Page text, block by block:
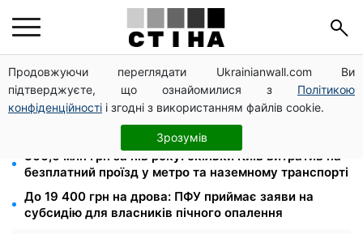
Продовжуючи переглядати Ukrainianwall.com Ви
підтверджуєте, що ознайомилися з Політикою
конфіденційності і згодні з використанням файлів cookie.
Зрозумів
Тарифи Київстар і Vodafone подешевшали до 50%:
скільки коштує зв'язок у серпні
4 склади Fozzy Group знищила рф: Сільпо
попередило про затримки — полиці порожніють
366,6 млн грн за пів року: скільки Київ витратив на
безплатний проїзд у метро та наземному транспорті
До 19 400 грн на дрова: ПФУ приймає заяви на
субсидію для власників пічного опалення